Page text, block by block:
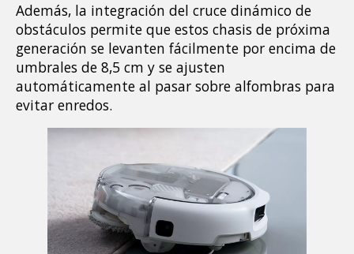
Además, la integración del cruce dinámico de
obstáculos permite que estos chasis de próxima
generación se levanten fácilmente por encima de
umbrales de 8,5 cm y se ajusten
automáticamente al pasar sobre alfombras para
evitar enredos.